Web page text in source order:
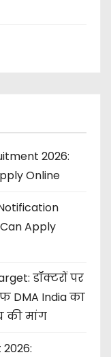
2026:
Online
Apply
डॉक्टरों पर
DMA India का
की मांग